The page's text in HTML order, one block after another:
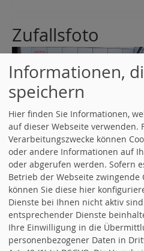
Zufallsfoto
Suchen
Informationen,
speichern
Hier finden Sie Informationen,
auf dieser Webseite verwenden.
Verarbeitungszwecke können
oder andere Informationen auf
oder abgerufen werden. Sofern
Betrieb der Webseite zwingende
können Sie diese hier
Dienste bei Ihnen nicht aktiv
entsprechender Dienste
Ihre Einwilligung in die
personenbezogener Daten in